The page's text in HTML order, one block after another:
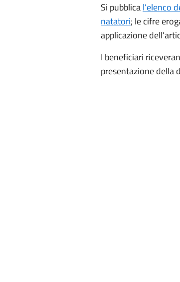
Si pubblical’elenco
natatori; le cifre
applicazione
I beneficiari
presentazione della